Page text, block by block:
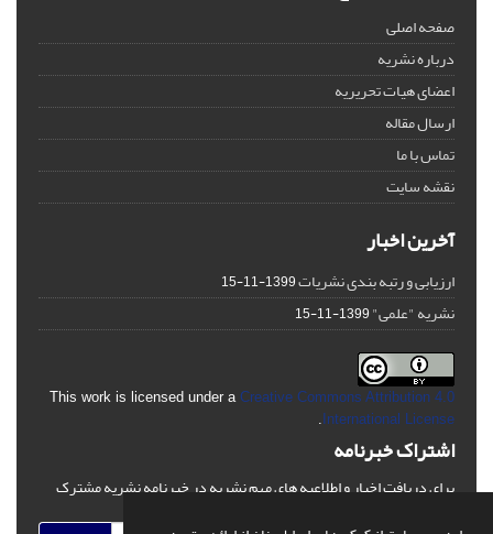
صفحه اصلی
درباره نشریه
اعضای هیات تحریریه
ارسال مقاله
تماس با ما
نقشه سایت
آخرین اخبار
ارزیابی و رتبه بندی نشریات1399-11-15
نشریه "علمی"1399-11-15
This work is licensed under a Creative Commons Attribution 4.0
International License
اشتراک خبرنامه
برای دریافت اخبار و اطلاعیه های مهم نشریه در خبرنامه نشریه مشترک